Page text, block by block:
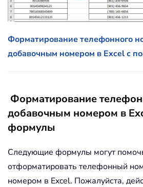
Форматирование телефонного
добавочным номером в Excel с
Форматирование
добавочным номером в
формулы
Следующие формулы могут
отформатировать телефонный
номером в Excel. Пожалуйста,